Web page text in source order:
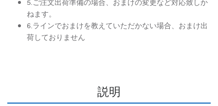
ねます。
6.ラインでおまけを教えていただかない場合、おまけ出
荷しておりません
説明